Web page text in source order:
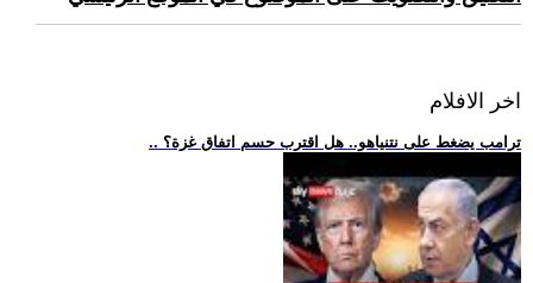
اخر الافلام
.. ترامب يضغط على نتنياهو.. هل اقترب حسم اتفاق غزة؟